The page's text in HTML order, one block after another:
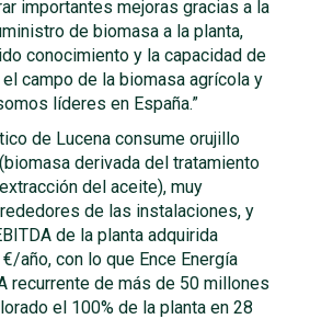
importantes mejoras gracias a la
de biomasa a la planta,
conocimiento y la capacidad de
campo de la biomasa agrícola y
líderes en España.”
de Lucena consume orujillo
derivada del tratamiento
del aceite), muy
de las instalaciones, y
de la planta adquirida
año, con lo que Ence Energía
recurrente de más de 50 millones
el 100% de la planta en 28